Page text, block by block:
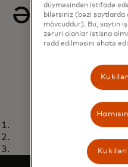
Əlaqədar
KIBERTƏHLÜKƏSIZLIK
Tokenləşdirmə
düyməsindən istifadə
bilərsiniz (bəzi saytlarda
mövcuddur). Bu, saytın
zəruri olanlar istisna
rədd edilməsini əhatə